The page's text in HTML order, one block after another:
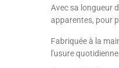
Avec sa longueur
apparentes, pour
Fabriquée à la
l'usure quotidienne.